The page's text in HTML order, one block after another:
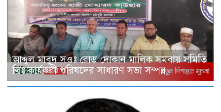
আব্দুল মাবুদ সওঃ রোড দোকান মালিক সমবায় সমিতি
লিঃ কার্যকরী পরিষদের সাধারণ সভা সম্পন্ন